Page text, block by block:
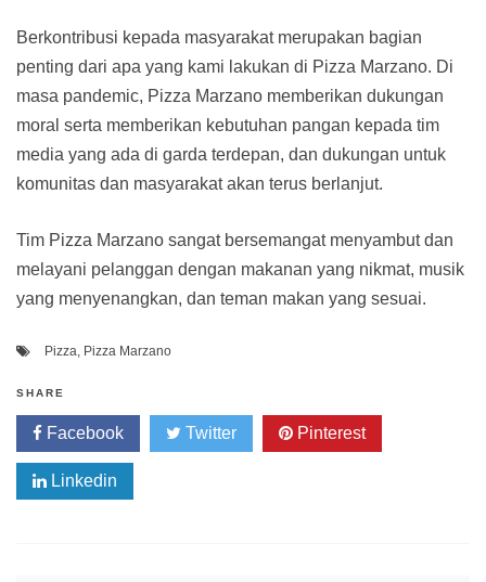
Berkontribusi kepada masyarakat merupakan bagian
penting dari apa yang kami lakukan di Pizza Marzano. Di
masa pandemic, Pizza Marzano memberikan dukungan
moral serta memberikan kebutuhan pangan kepada tim
media yang ada di garda terdepan, dan dukungan untuk
komunitas dan masyarakat akan terus berlanjut.
Tim Pizza Marzano sangat bersemangat menyambut dan
melayani pelanggan dengan makanan yang nikmat, musik
yang menyenangkan, dan teman makan yang sesuai.
Pizza, Pizza Marzano
SHARE
Facebook Twitter Pinterest
Linkedin